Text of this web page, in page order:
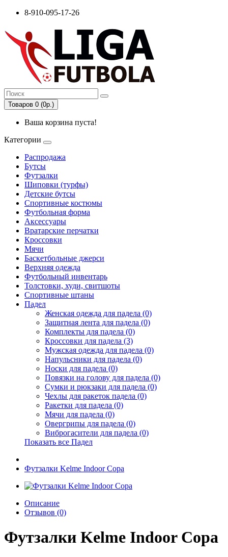
8-910-095-17-26
Товаров 0 (0р.)
Ваша корзина пуста!
Категории
Распродажа
Бутсы
Футзалки
Шиповки (турфы)
Детские бутсы
Спортивные костюмы
Футбольная форма
Аксессуары
Вратарские перчатки
Кроссовки
Мячи
Баскетбольные джерси
Верхняя одежда
Футбольный инвентарь
Толстовки, худи, свитшоты
Спортивные штаны
Падел
Женская одежда для падела (0)
Защитная лента для падела (0)
Комплекты для падела (0)
Кроссовки для падела (3)
Мужская одежда для падела (0)
Напульсники для падела (0)
Носки для падела (0)
Повязки на голову для падела (0)
Сумки и рюкзаки для падела (0)
Чехлы для ракеток падела (0)
Ракетки для падела (0)
Мячи для падела (0)
Овергрипы для падела (0)
Виброгасители для падела (0)
Показать все Падел
Футзалки Kelme Indoor Copa
Описание
Отзывов (0)
Футзалки Kelme Indoor Copa